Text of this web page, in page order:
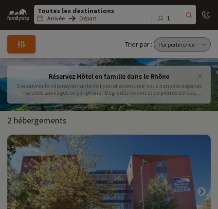
Family
trip
Arrivée Départ 1
Trier par :
Réservez Hôtel en famille dans le Rhône
Découvrez la ville rayonnante de Lyon et aventurez-vous dans ses espaces
naturels sauvages en périphérie ! Dégradés de vert et de pierres dorées,
meilleures hôtels pour vos vacances en famille dans le département du
Rhône. Réservez dès maintenant votre hôtel pour faire le plein d’activités
2 hébergements